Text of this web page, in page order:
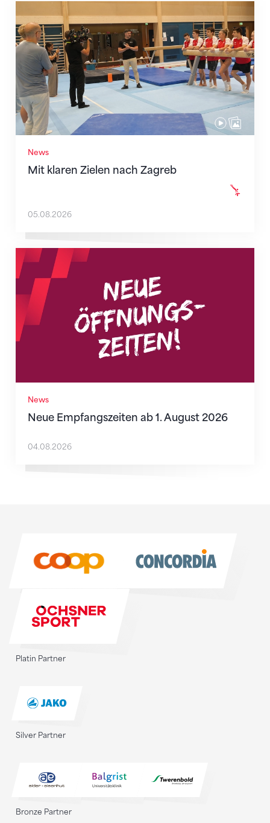
News
Mit klaren Zielen nach Zagreb
Mit klaren Zielen nach Zagreb
05.08.2026
News
Neue Empfangszeiten ab 1. August 2026
Neue Empfangszeiten ab 1. August 2026
04.08.2026
Platin Partner
Silver Partner
Bronze Partner